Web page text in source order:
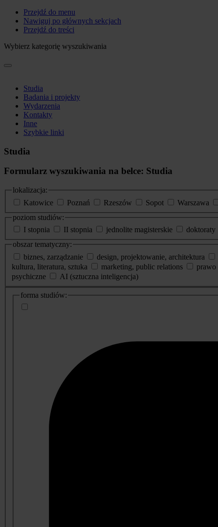
Przejdź do menu
Nawiguj po głównych sekcjach
Przejdź do treści
Wybierz kategorię wyszukiwania
Studia
Badania i projekty
Wydarzenia
Kontakty
Inne
Szybkie linki
Studia
Formularz wyszukiwania na belce: Studia
lokalizacja:
Katowice
Poznań Rzeszów Sopot Warszawa
poziom studiów:
I stopnia
II stopnia jednolite magisterskie doktoraty
obszar tematyczny:
biznes, zarządzanie
design, projektowanie, architektura
kultura, literatura, sztuka
marketing, public relations prawo
psychiczne
AI (sztuczna inteligencja)
dodatkowe
informacje
forma studiów: